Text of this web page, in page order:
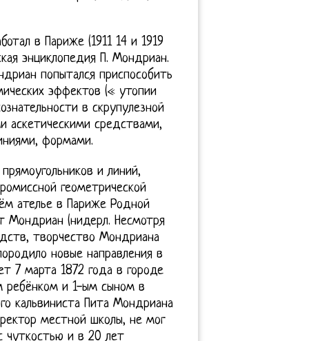
в Париже (1911 14 и 1919
энциклопедия П. Мондриан.
попытался приспособить
эффектов (« утопии
в скрупулезной
аскетическими средствами,
формами.
и линий,
геометрической
ателье в Париже Родной
(нидерл. Несмотря
творчество Мондриана
новые направления в
7 марта 1872 года в городе
ребёнком и 1-ым сыном в
кальвиниста Пита Мондриана
местной школы, не мог
чуткостью и в 20 лет